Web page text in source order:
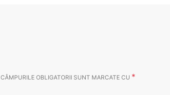
CÂMPURILE OBLIGATORII SUNT MARCATE CU *